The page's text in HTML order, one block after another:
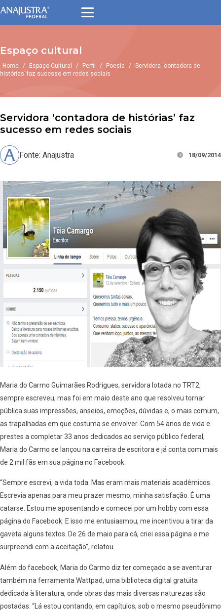
Espaço cultural
Home / Espaço Cultural / Perfil / Poesia / Servidora ‘contadora de
histórias’ faz sucesso em redes sociais
Servidora ‘contadora de histórias’ faz
sucesso em redes sociais
Fonte: Anajustra 18/09/2014
Maria do Carmo Guimarães Rodrigues, servidora lotada no TRT2,
sempre escreveu, mas foi em maio deste ano que resolveu tornar
pública suas impressões, anseios, emoções, dúvidas e, o mais comum,
as trapalhadas em que costuma se envolver. Com 54 anos de vida e
prestes a completar 33 anos dedicados ao serviço público federal,
Maria do Carmo se lançou na carreira de escritora e já conta com mais
de 2 mil fãs em sua página no Facebook.
“Sempre escrevi, a vida toda. Mas eram mais materiais acadêmicos.
Escrevia apenas para meu prazer mesmo, minha satisfação. É uma
catarse. Estou me aposentando e comecei por um hobby com essa
página do Facebook. E isso me entusiasmou, me incentivou a tirar da
gaveta alguns textos. De 26 de maio para cá, criei essa página e me
surpreendi com a aceitação”, relatou.
Além do facebook, Maria do Carmo diz ter começado a se aventurar
também na ferramenta Wattpad, uma biblioteca digital gratuita
dedicada à literatura, onde obras das mais diversas naturezas são
postadas. “Lá estou contando, em capítulos, sob o mesmo pseudônimo